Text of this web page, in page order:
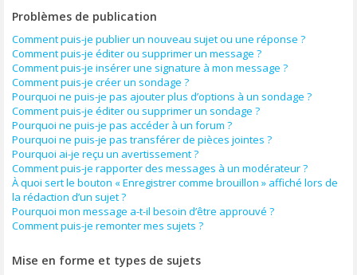
Problèmes de publication
Comment puis-je publier un nouveau sujet ou une réponse ?
Comment puis-je éditer ou supprimer un message ?
Comment puis-je insérer une signature à mon message ?
Comment puis-je créer un sondage ?
Pourquoi ne puis-je pas ajouter plus d’options à un sondage ?
Comment puis-je éditer ou supprimer un sondage ?
Pourquoi ne puis-je pas accéder à un forum ?
Pourquoi ne puis-je pas transférer de pièces jointes ?
Pourquoi ai-je reçu un avertissement ?
Comment puis-je rapporter des messages à un modérateur ?
À quoi sert le bouton « Enregistrer comme brouillon » affiché lors de
la rédaction d’un sujet ?
Pourquoi mon message a-t-il besoin d’être approuvé ?
Comment puis-je remonter mes sujets ?
Mise en forme et types de sujets